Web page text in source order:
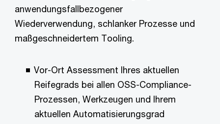
anwendungsfallbezogener
Wiederverwendung, schlanker Prozesse und
maßgeschneidertem Tooling.
Vor-Ort Assessment Ihres aktuellen
Reifegrads bei allen OSS-Compliance-
Prozessen, Werkzeugen und Ihrem
aktuellen Automatisierungsgrad